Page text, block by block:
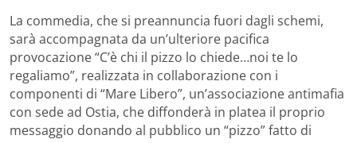
La commedia, che si preannuncia fuori dagli schemi,
sarà accompagnata da un’ulteriore pacifica
provocazione “C’è chi il pizzo lo chiede…noi te lo
regaliamo”, realizzata in collaborazione con i
componenti di “Mare Libero”, un’associazione antimafia
con sede ad Ostia, che diffonderà in platea il proprio
messaggio donando al pubblico un “pizzo” fatto di